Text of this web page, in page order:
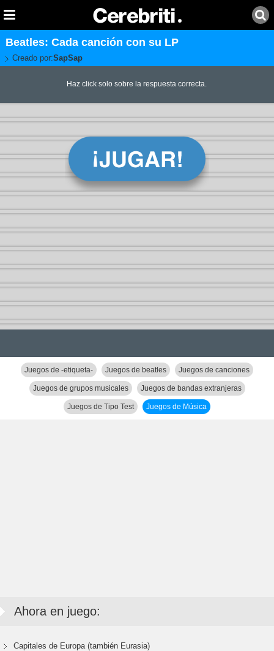
Beatles: Cada canción con su LP
Creado por:SapSap
Haz click solo sobre la respuesta correcta.
Juegos de -etiqueta- Juegos de beatles Juegos de canciones
Juegos de grupos musicales Juegos de bandas extranjeras
Juegos de Tipo Test Juegos de Música
Ahora en juego:
Capitales de Europa (también Eurasia)